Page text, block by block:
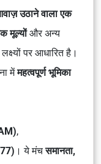
उठाने वाला एक
मूल्योंऔर अन्य
पर आधारित है।
मेंमहत्वपूर्ण भूमिका
,
। ये मंचसमानता,